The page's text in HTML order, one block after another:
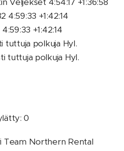
4:59:33 +1:42:14
+1:42:14
tuttuja polkuja Hyl.
tuttuja polkuja Hyl.
0
Team Northern Rental